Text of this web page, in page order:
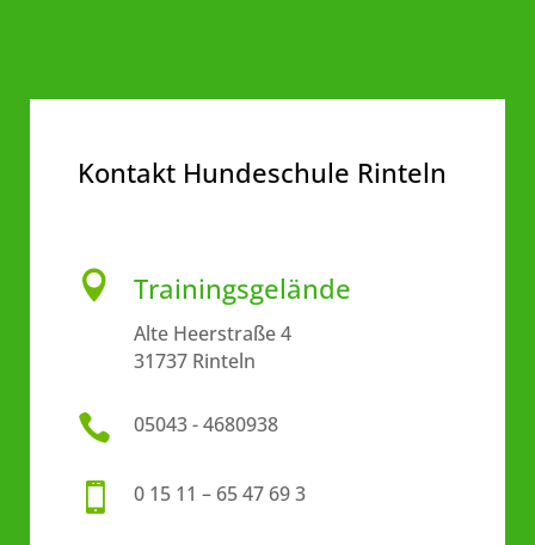
Kontakt Hundeschule Rinteln
 Trainingsgelände
Alte Heerstraße 4
31737 Rinteln
 05043 - 4680938
 0 15 11 – 65 47 69 3